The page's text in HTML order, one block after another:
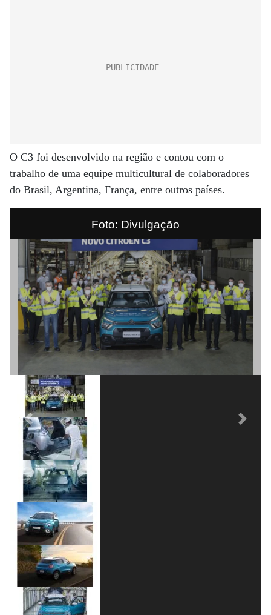
O C3 foi desenvolvido na região e contou com o
trabalho de uma equipe multicultural de colaboradores
do Brasil, Argentina, França, entre outros países.
Foto: Divulgação
Previous Next